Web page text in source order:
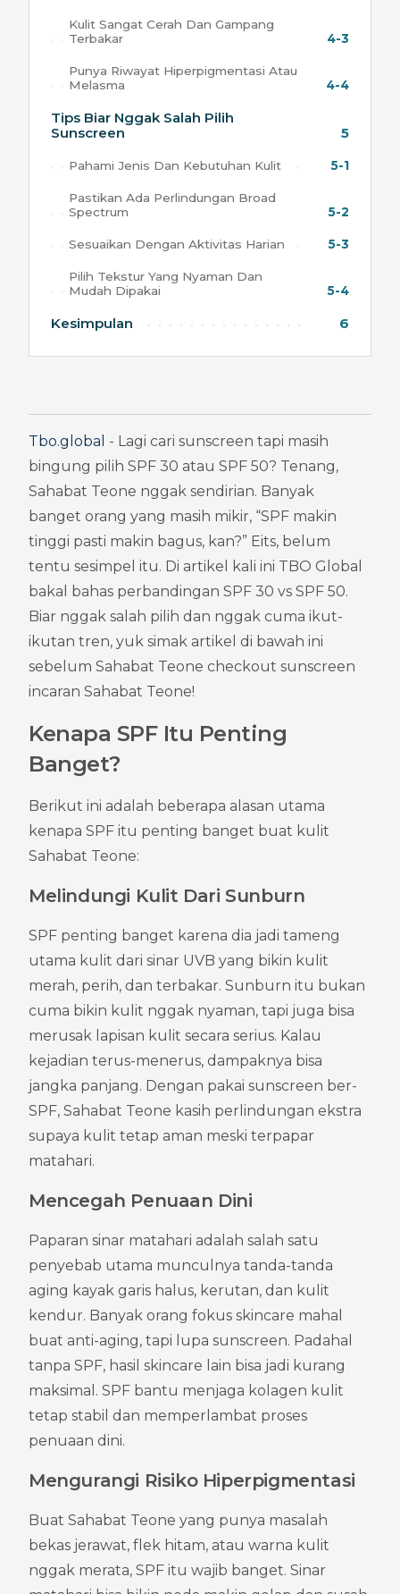
Kulit Sangat Cerah Dan Gampang
Terbakar
4-3
Punya Riwayat Hiperpigmentasi Atau
Melasma
4-4
Tips Biar Nggak Salah Pilih
Sunscreen
5
Pahami Jenis Dan Kebutuhan Kulit 5-1
Pastikan Ada Perlindungan Broad
Spectrum
5-2
Sesuaikan Dengan Aktivitas Harian 5-3
Pilih Tekstur Yang Nyaman Dan
Mudah Dipakai
5-4
Kesimpulan 6
Tbo.global - Lagi cari sunscreen tapi masih
bingung pilih SPF 30 atau SPF 50? Tenang,
Sahabat Teone nggak sendirian. Banyak
banget orang yang masih mikir, “SPF makin
tinggi pasti makin bagus, kan?” Eits, belum
tentu sesimpel itu. Di artikel kali ini TBO Global
bakal bahas perbandingan SPF 30 vs SPF 50.
Biar nggak salah pilih dan nggak cuma ikut-
ikutan tren, yuk simak artikel di bawah ini
sebelum Sahabat Teone checkout sunscreen
incaran Sahabat Teone!
Kenapa SPF Itu Penting
Banget?
Berikut ini adalah beberapa alasan utama
kenapa SPF itu penting banget buat kulit
Sahabat Teone:
Melindungi Kulit Dari Sunburn
SPF penting banget karena dia jadi tameng
utama kulit dari sinar UVB yang bikin kulit
merah, perih, dan terbakar. Sunburn itu bukan
cuma bikin kulit nggak nyaman, tapi juga bisa
merusak lapisan kulit secara serius. Kalau
kejadian terus-menerus, dampaknya bisa
jangka panjang. Dengan pakai sunscreen ber-
SPF, Sahabat Teone kasih perlindungan ekstra
supaya kulit tetap aman meski terpapar
matahari.
Mencegah Penuaan Dini
Paparan sinar matahari adalah salah satu
penyebab utama munculnya tanda-tanda
aging kayak garis halus, kerutan, dan kulit
kendur. Banyak orang fokus skincare mahal
buat anti-aging, tapi lupa sunscreen. Padahal
tanpa SPF, hasil skincare lain bisa jadi kurang
maksimal. SPF bantu menjaga kolagen kulit
tetap stabil dan memperlambat proses
penuaan dini.
Mengurangi Risiko Hiperpigmentasi
Buat Sahabat Teone yang punya masalah
bekas jerawat, flek hitam, atau warna kulit
nggak merata, SPF itu wajib banget. Sinar